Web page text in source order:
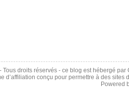
- Tous droits réservés - ce blog est hébergé
d’affiliation conçu pour permettre à des
Powered